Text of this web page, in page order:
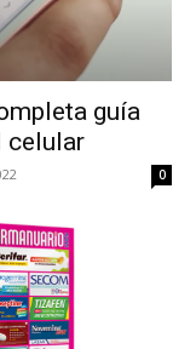
guía
celular
0